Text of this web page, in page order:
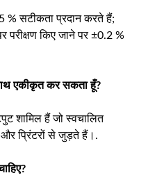
% सटीकता प्रदान करते हैं;
किए जाने पर ±0.2 %
एकीकृत कर सकता हूँ?
शामिल हैं जो स्वचालित
और प्रिंटरों से जुड़ते हैं।.